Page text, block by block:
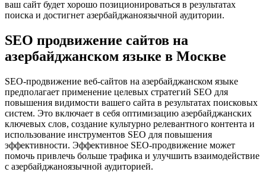
ваш сайт будет хорошо позиционироваться в результатах
поиска и достигнет азербайджаноязычной аудитории.
SEO продвижение сайтов на
азербайджанском языке в Москве
SEO-продвижение веб-сайтов на азербайджанском языке
предполагает применение целевых стратегий SEO для
повышения видимости вашего сайта в результатах поисковых
систем. Это включает в себя оптимизацию азербайджанских
ключевых слов, создание культурно релевантного контента и
использование инструментов SEO для повышения
эффективности. Эффективное SEO-продвижение может
помочь привлечь больше трафика и улучшить взаимодействие
с азербайджаноязычной аудиторией.